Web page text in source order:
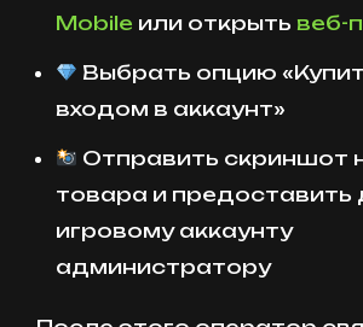
Mobile или открыть веб-
Выбрать опцию
входом в аккаунт»
Отправить скриншот
товара и предоставить
игровому аккаунту
администратору